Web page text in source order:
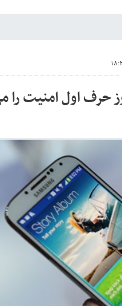
حرف اول امنیت را